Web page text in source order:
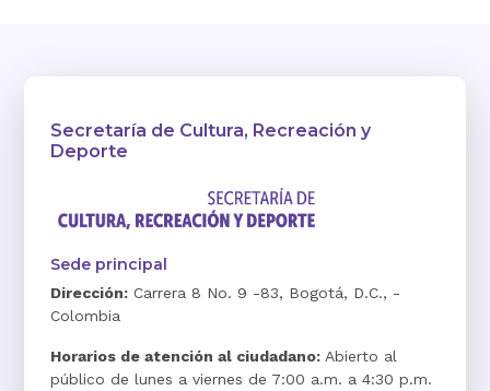
Secretaría de Cultura, Recreación y
Deporte
Sede principal
Dirección: Carrera 8 No. 9 -83, Bogotá, D.C., -
Colombia
Horarios de atención al ciudadano: Abierto al
público de lunes a viernes de 7:00 a.m. a 4:30 p.m.